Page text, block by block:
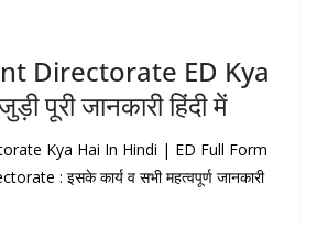
Directorate ED Kya
पूरी जानकारी हिंदी में
Kya Hai In Hindi | ED Full Form
: इसके कार्य व सभी महत्वपूर्ण जानकारी